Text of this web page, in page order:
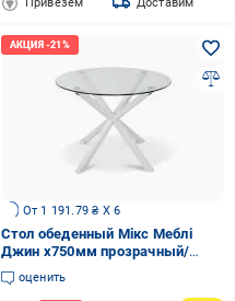
От 1 191.79 ₴ X 6
Стол обеденный Мікс Меблі
Джин x750мм прозрачный/
белый
оценить